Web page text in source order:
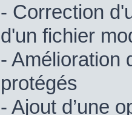
- Correction
d'un fichier
- Amélioration
protégés
- Ajout d’une